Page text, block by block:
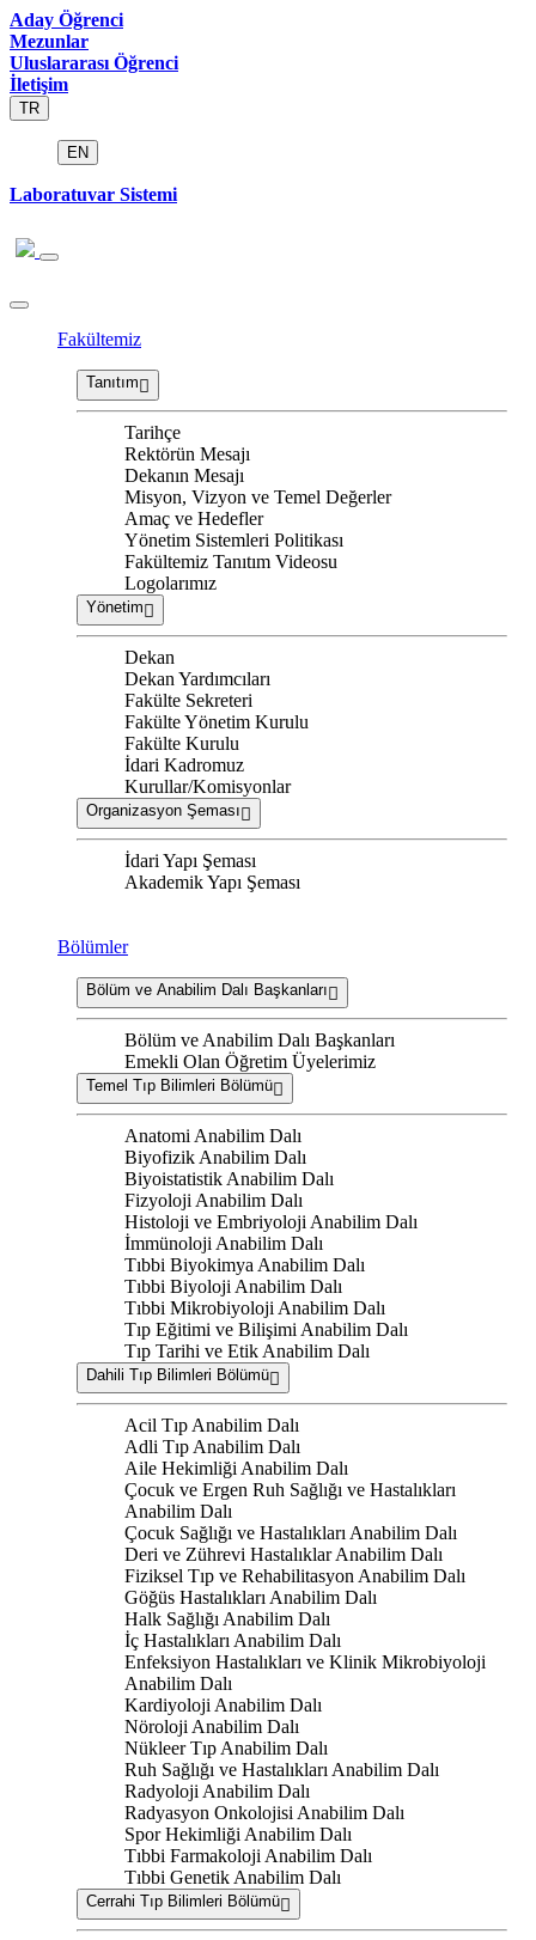
Aday Öğrenci
Mezunlar
Uluslararası Öğrenci
İletişim
TR
EN
Laboratuvar Sistemi
Fakültemiz
Tanıtım
Tarihçe
Rektörün Mesajı
Dekanın Mesajı
Misyon, Vizyon ve Temel Değerler
Amaç ve Hedefler
Yönetim Sistemleri Politikası
Fakültemiz Tanıtım Videosu
Logolarımız
Yönetim
Dekan
Dekan Yardımcıları
Fakülte Sekreteri
Fakülte Yönetim Kurulu
Fakülte Kurulu
İdari Kadromuz
Kurullar/Komisyonlar
Organizasyon Şeması
İdari Yapı Şeması
Akademik Yapı Şeması
Bölümler
Bölüm ve Anabilim Dalı Başkanları
Bölüm ve Anabilim Dalı Başkanları
Emekli Olan Öğretim Üyelerimiz
Temel Tıp Bilimleri Bölümü
Anatomi Anabilim Dalı
Biyofizik Anabilim Dalı
Biyoistatistik Anabilim Dalı
Fizyoloji Anabilim Dalı
Histoloji ve Embriyoloji Anabilim Dalı
İmmünoloji Anabilim Dalı
Tıbbi Biyokimya Anabilim Dalı
Tıbbi Biyoloji Anabilim Dalı
Tıbbi Mikrobiyoloji Anabilim Dalı
Tıp Eğitimi ve Bilişimi Anabilim Dalı
Tıp Tarihi ve Etik Anabilim Dalı
Dahili Tıp Bilimleri Bölümü
Acil Tıp Anabilim Dalı
Adli Tıp Anabilim Dalı
Aile Hekimliği Anabilim Dalı
Çocuk ve Ergen Ruh Sağlığı ve Hastalıkları
Anabilim Dalı
Çocuk Sağlığı ve Hastalıkları Anabilim Dalı
Deri ve Zührevi Hastalıklar Anabilim Dalı
Fiziksel Tıp ve Rehabilitasyon Anabilim Dalı
Göğüs Hastalıkları Anabilim Dalı
Halk Sağlığı Anabilim Dalı
İç Hastalıkları Anabilim Dalı
Enfeksiyon Hastalıkları ve Klinik Mikrobiyoloji
Anabilim Dalı
Kardiyoloji Anabilim Dalı
Nöroloji Anabilim Dalı
Nükleer Tıp Anabilim Dalı
Ruh Sağlığı ve Hastalıkları Anabilim Dalı
Radyoloji Anabilim Dalı
Radyasyon Onkolojisi Anabilim Dalı
Spor Hekimliği Anabilim Dalı
Tıbbi Farmakoloji Anabilim Dalı
Tıbbi Genetik Anabilim Dalı
Cerrahi Tıp Bilimleri Bölümü